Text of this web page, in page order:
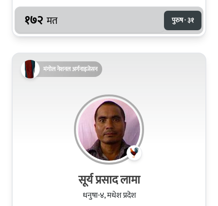
१७२ मत पुरुष · ३१
मंगोल नेशनल अर्गनाइजेसन
सूर्य प्रसाद लामा
धनुषा-४, मधेश प्रदेश